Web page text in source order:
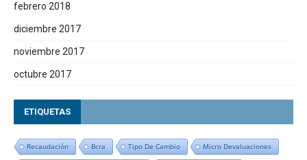
febrero 2018
diciembre 2017
noviembre 2017
octubre 2017
ETIQUETAS
Recaudación Bcra Tipo De Cambio Micro Devaluaciones